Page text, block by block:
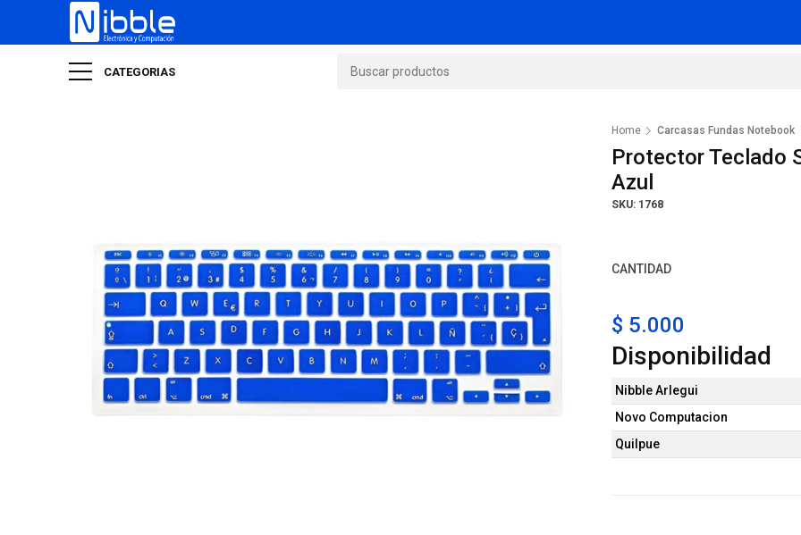
CATEGORIAS
Home Carcasas Fundas Notebook
Protector Teclado
Azul
SKU: 1768
CANTIDAD
$ 5.000
Disponibilidad
Nibble Arlegui
Novo Computacion
Quilpue